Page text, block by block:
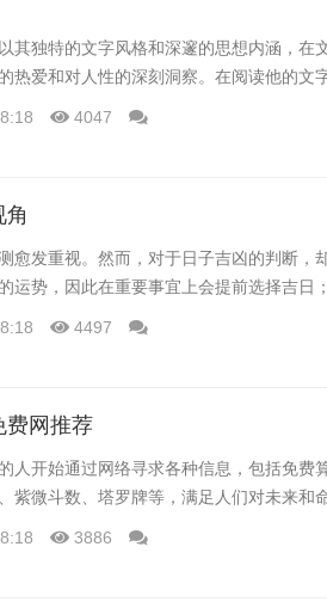
其独特的文字风格和深邃的思想内涵，在
热爱和对人性的深刻洞察。在阅读他的文
4047
角
愈发重视。然而，对于日子吉凶的判断，
运势，因此在重要事宜上会提前选择吉日
4497
费网推荐
人开始通过网络寻求各种信息，包括免费
紫微斗数、塔罗牌等，满足人们对未来和
3886